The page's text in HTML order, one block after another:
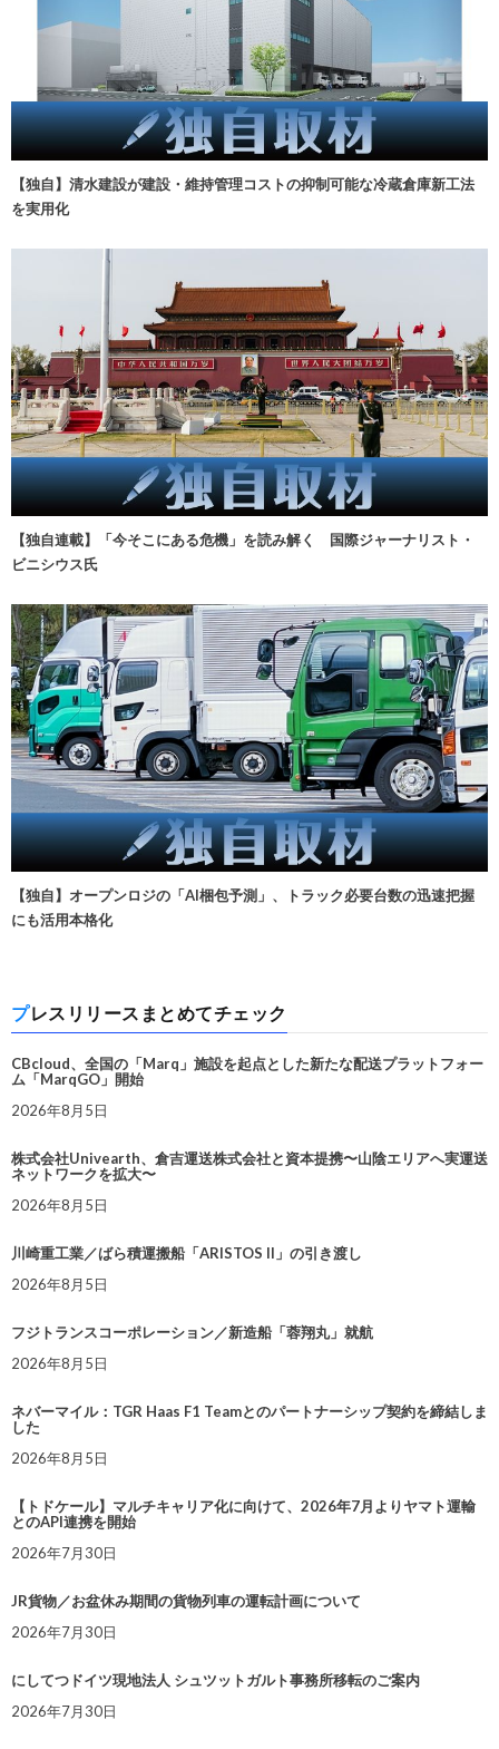
【独自】清水建設が建設・維持管理コストの抑制可能な冷蔵倉庫新工法
を実用化
【独自連載】「今そこにある危機」を読み解く 国際ジャーナリスト・
ビニシウス氏
【独自】オープンロジの「AI梱包予測」、トラック必要台数の迅速把握
にも活用本格化
プレスリリースまとめてチェック
CBcloud、全国の「Marq」施設を起点とした新たな配送プラットフォー
ム「MarqGO」開始
2026年8月5日
株式会社Univearth、倉吉運送株式会社と資本提携〜山陰エリアへ実運送
ネットワークを拡大〜
2026年8月5日
川崎重工業／ばら積運搬船「ARISTOS II」の引き渡し
2026年8月5日
フジトランスコーポレーション／新造船「蓉翔丸」就航
2026年8月5日
ネバーマイル：TGR Haas F1 Teamとのパートナーシップ契約を締結しま
した
2026年8月5日
【トドケール】マルチキャリア化に向けて、2026年7月よりヤマト運輸
とのAPI連携を開始
2026年7月30日
JR貨物／お盆休み期間の貨物列車の運転計画について
2026年7月30日
にしてつドイツ現地法人 シュツットガルト事務所移転のご案内
2026年7月30日